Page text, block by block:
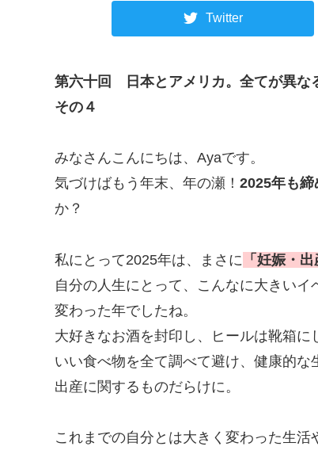
Twitter
第六十回 日本とアメリカ。全てが異
その４
みなさんこんにちは、Ayaです。
気づけばもう年末、年の瀬！ 2025年も締
か？
私にとって2025年は、まさに 「妊娠・出
自分の人生にとって、こんなに大きい
変わった年でしたね。
大好きなお酒を封印し、ヒールは靴箱
いい食べ物を全て調べて避け、健康的な
出産に関するものだらけに。
これまでの自分とは大きく変わった生